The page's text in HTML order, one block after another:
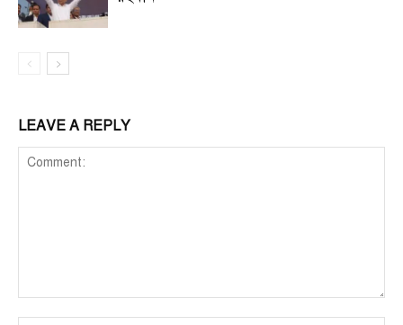
LEAVE A REPLY